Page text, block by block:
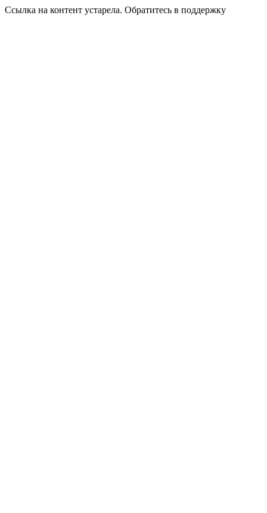
Ссылка на контент устарела. Обратитесь в поддержку